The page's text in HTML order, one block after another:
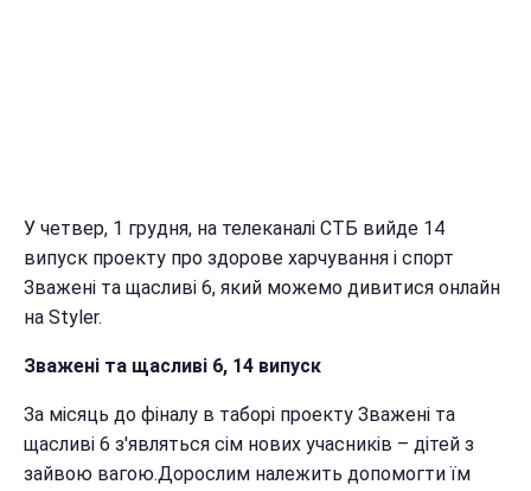
У четвер, 1 грудня, на телеканалі СТБ вийде 14
випуск проекту про здорове харчування і спорт
Зважені та щасливі 6, який можемо дивитися онлайн
на Styler.
Зважені та щасливі 6, 14 випуск
За місяць до фіналу в таборі проекту Зважені та
щасливі 6 з'являться сім нових учасників – дітей з
зайвою вагою.Дорослим належить допомогти їм